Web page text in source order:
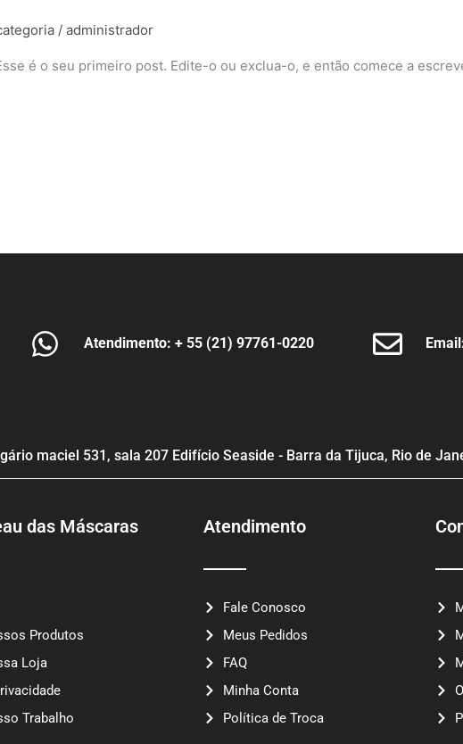
/administrador
é o seu primeiro post. Edite-o ou exclua-o, e então comece a
Atendimento: + 55 (21) 97761-0220
maciel 531, sala 207 Edifício Seaside - Barra da Tijuca, Rio de
das Máscaras
Produtos
Loja
Trabalho
Atendimento
Fale Conosco
Meus Pedidos
FAQ
Minha Conta
Política de Troca